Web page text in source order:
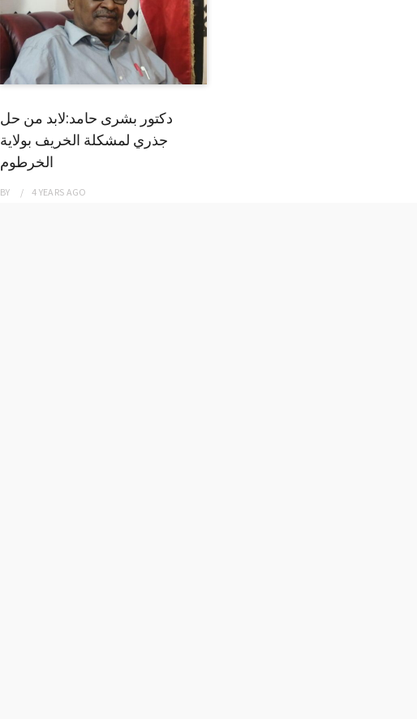
دكتور بشرى حامد:لابد من حل
جذري لمشكلة الخريف بولاية
الخرطوم
BY 4 YEARS AGO